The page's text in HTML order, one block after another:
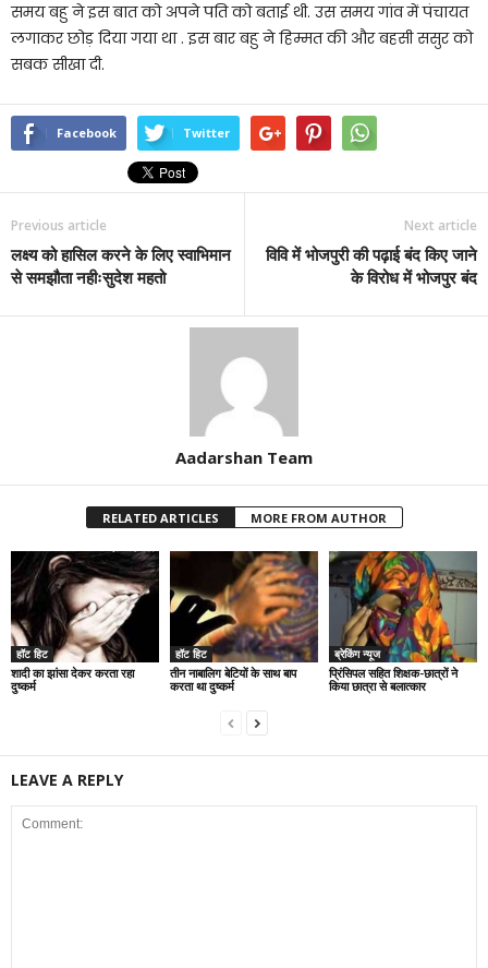
समय बहु ने इस बात को अपने पति को बताई थी. उस समय गांव में पंचायत
लगाकर छोड़ दिया गया था . इस बार बहु ने हिम्मत की और बहसी ससुर को
सबक सीखा दी.
Facebook Twitter
Previous article
लक्ष्य को हासिल करने के लिए स्वाभिमान
से समझौता नहीःसुदेश महतो
Next article
विवि में भोजपुरी की पढ़ाई बंद किए जाने
के विरोध में भोजपुर बंद
Aadarshan Team
RELATED ARTICLES MORE FROM AUTHOR
हॉट हिट
शादी का झांसा देकर करता रहा
दुष्कर्म
हॉट हिट
तीन नाबालिग बेटियों के साथ बाप
करता था दुष्कर्म
ब्रेकिंग न्यूज
प्रिंसिपल सहित शिक्षक-छात्रों ने
किया छात्रा से बलात्कार
LEAVE A REPLY